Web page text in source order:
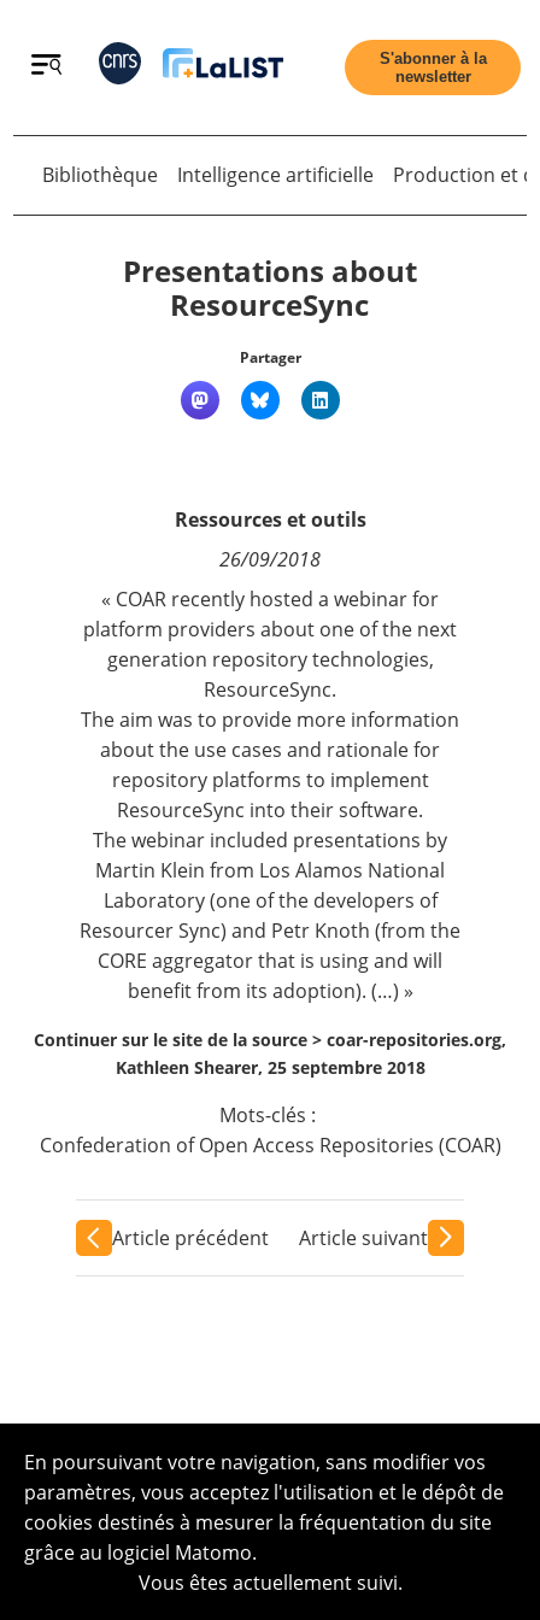
Retour
Nous suivre
S'abonner à la
newsletter
Retour
Bibliothèque Intelligence artificielle Production et
Presentations about
ResourceSync
Partager
Ressources et outils
26/09/2018
« COAR recently hosted a webinar for
platform providers about one of the next
generation repository technologies,
ResourceSync.
The aim was to provide more information
about the use cases and rationale for
repository platforms to implement
ResourceSync into their software.
The webinar included presentations by
Martin Klein from Los Alamos National
Laboratory (one of the developers of
Resourcer Sync) and Petr Knoth (from the
CORE aggregator that is using and will
benefit from its adoption). (…) »
Continuer sur le site de la source > coar-repositories.org,
Kathleen Shearer, 25 septembre 2018
Mots-clés :
Confederation of Open Access Repositories (COAR)
Article précédent Article suivant
En poursuivant votre navigation, sans modifier vos
paramètres, vous acceptez l'utilisation et le dépôt de
cookies destinés à mesurer la fréquentation du site
grâce au logiciel Matomo.
Vous êtes actuellement suivi.